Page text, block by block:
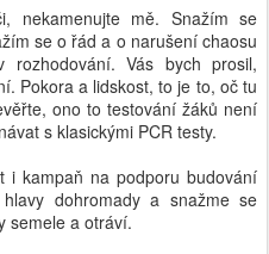
nekamenujte mě. Snažím se
se o řád a o narušení chaosu
Vás bych prosil,
Pokora a lidskost, to je to, oč tu
ono to testování žáků není
s klasickými PCR testy.
i kampaň na podporu budování
dohromady a snažme se
semele a otráví.